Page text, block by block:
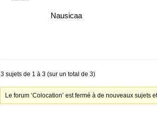
Nausicaa
3 sujets de 1 à 3 (sur un total de 3)
Le forum ‘Colocation’ est fermé à de nouveaux sujets